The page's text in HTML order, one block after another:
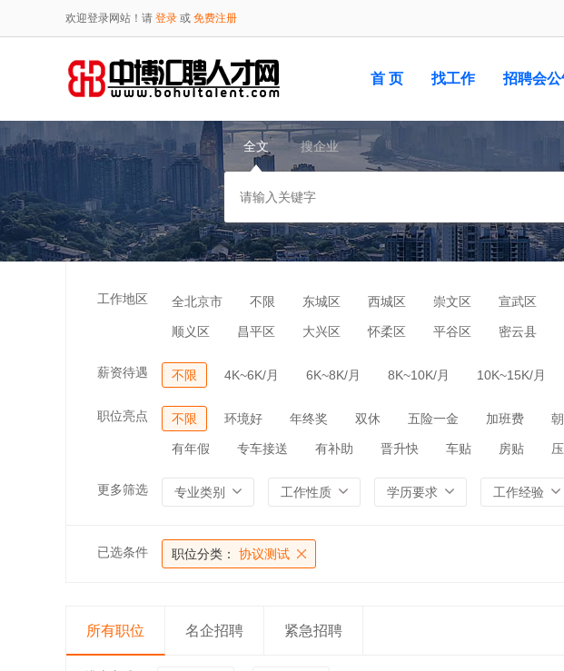
欢迎登录网站！请 登录 或 免费注册
首 页 找工作 招聘会公
全文 搜企业
工作地区 全北京市 不限 东城区 西城区 崇文区 宣武区
顺义区 昌平区 大兴区 怀柔区 平谷区 密云县
薪资待遇 不限 4K~6K/月 6K~8K/月 8K~10K/月 10K~15K/月
职位亮点 不限 环境好 年终奖 双休 五险一金 加班费
有年假 专车接送 有补助 晋升快 车贴 房贴
更多筛选 专业类别 工作性质 学历要求 工作经验
已选条件 职位分类： 协议测试
所有职位 名企招聘 紧急招聘